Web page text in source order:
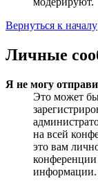
Вернуться к началу
Личные
Я не могу
Это может
на всей
это вам
информации.